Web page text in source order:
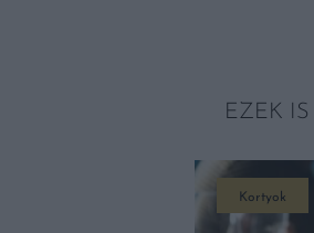
EZEK
Kortyok